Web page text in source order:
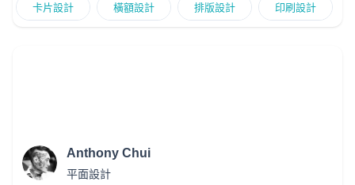
卡片設計 橫額設計 排版設計 印刷設計
Anthony Chui
平面設計